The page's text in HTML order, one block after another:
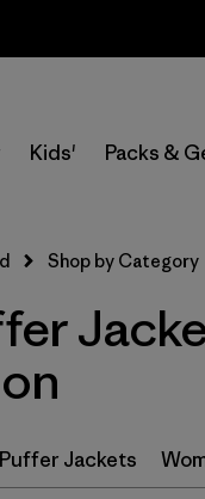
Kids' Packs &
Shop by Category
Jackets